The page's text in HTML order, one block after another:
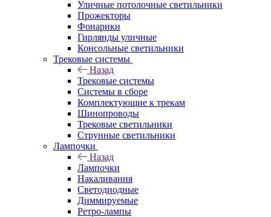
Уличные потолочные светильники
Прожекторы
Фонарики
Гирлянды уличные
Консольные светильники
Трековые системы
Назад
Трековые системы
Системы в сборе
Комплектующие к трекам
Шинопроводы
Трековые светильники
Струнные светильники
Лампочки
Назад
Лампочки
Накаливания
Светодиодные
Диммируемые
Ретро-лампы